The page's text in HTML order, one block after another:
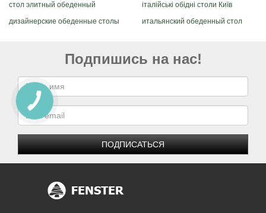
стол элитный обеденный
італійські обідні столи Київ
дизайнерские обеденные столы
итальянский обеденный стол
Подпишись на нас!
ПОДПИСАТЬСЯ